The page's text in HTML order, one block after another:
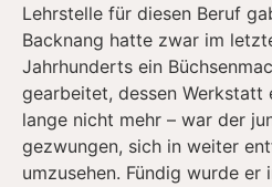
Lehrstelle für diesen Beruf
Backnang hatte zwar im
Jahrhunderts ein
gearbeitet, dessen
lange nicht mehr – war der
gezwungen, sich in weiter
umzusehen. Fündig wurde